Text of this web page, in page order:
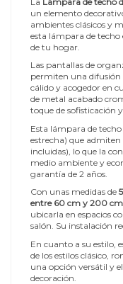
un elemento
ambientes clásicos y
esta lámpara de
de tu hogar.
Las pantallas de
permiten una difusión
cálido y acogedor en
de metal acabado
toque de sofisticación
Esta lámpara de
estrecha) que
incluidas), lo que la
medio ambiente y
garantía de 2 años.
Con unas medidas de
entre 60 cm y 200 cm
ubicarla en espacios
salón. Su instalación
En cuanto a su estilo,
de los estilos clásico,
una opción versátil y
decoración.